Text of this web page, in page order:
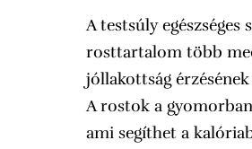
A testsúly
rosttartalom több
jóllakottság
A rostok a
ami segíthet a